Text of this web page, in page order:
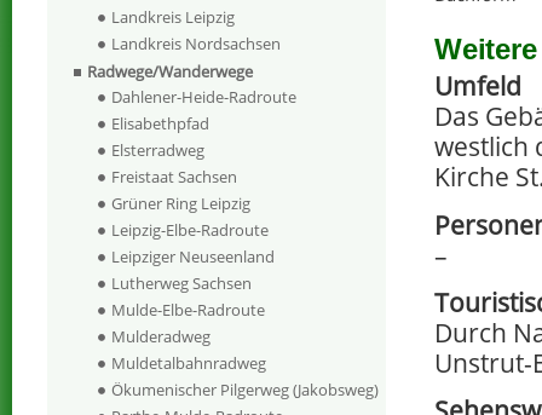
Umfeld
Das
westlich
Kirche
–
Durch
Unstrut-
Landkreis Leipzig
Landkreis Nordsachsen
Radwege/Wanderwege
Dahlener-Heide-Radroute
Elisabethpfad
Elsterradweg
Freistaat Sachsen
Grüner Ring Leipzig
Leipzig-Elbe-Radroute
Leipziger Neuseenland
Lutherweg Sachsen
Mulde-Elbe-Radroute
Mulderadweg
Muldetalbahnradweg
Ökumenischer Pilgerweg (Jakobsweg)